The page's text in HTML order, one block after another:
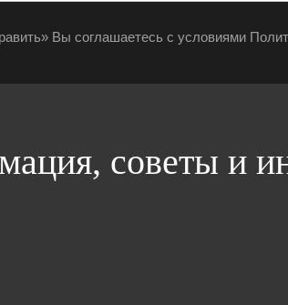
Вы соглашаетесь с условиями
советы и